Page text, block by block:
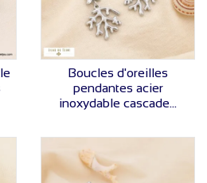
VOIR LE PRIX
Boucles d'oreilles
pendantes acier
inoxydable cascade...